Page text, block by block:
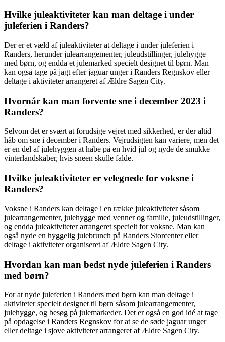
Hvilke juleaktiviteter kan man deltage i under
juleferien i Randers?
Der er et væld af juleaktiviteter at deltage i under juleferien i
Randers, herunder julearrangementer, juleudstillinger, julehygge
med børn, og endda et julemarked specielt designet til børn. Man
kan også tage på jagt efter jaguar unger i Randers Regnskov eller
deltage i aktiviteter arrangeret af Ældre Sagen City.
Hvornår kan man forvente sne i december 2023 i
Randers?
Selvom det er svært at forudsige vejret med sikkerhed, er der altid
håb om sne i december i Randers. Vejrudsigten kan variere, men det
er en del af julehyggen at håbe på en hvid jul og nyde de smukke
vinterlandskaber, hvis sneen skulle falde.
Hvilke juleaktiviteter er velegnede for voksne i
Randers?
Voksne i Randers kan deltage i en række juleaktiviteter såsom
julearrangementer, julehygge med venner og familie, juleudstillinger,
og endda juleaktiviteter arrangeret specielt for voksne. Man kan
også nyde en hyggelig julebrunch på Randers Storcenter eller
deltage i aktiviteter organiseret af Ældre Sagen City.
Hvordan kan man bedst nyde juleferien i Randers
med børn?
For at nyde juleferien i Randers med børn kan man deltage i
aktiviteter specielt designet til børn såsom julearrangementer,
julehygge, og besøg på julemarkeder. Det er også en god idé at tage
på opdagelse i Randers Regnskov for at se de søde jaguar unger
eller deltage i sjove aktiviteter arrangeret af Ældre Sagen City.